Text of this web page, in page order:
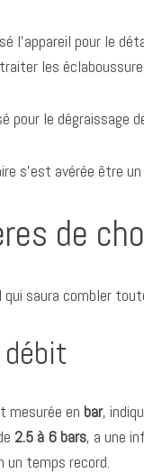
l’appareil pour le
les
pour le dégraissage
s’est avérée être
de
qui saura combler
mesurée en bar,
2.5 à 6 bars, a une
un temps record.